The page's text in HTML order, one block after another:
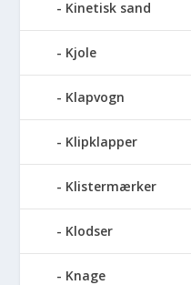
Kinetisk sand
Kjole
Klapvogn
Klipklapper
Klistermærker
Klodser
Knage